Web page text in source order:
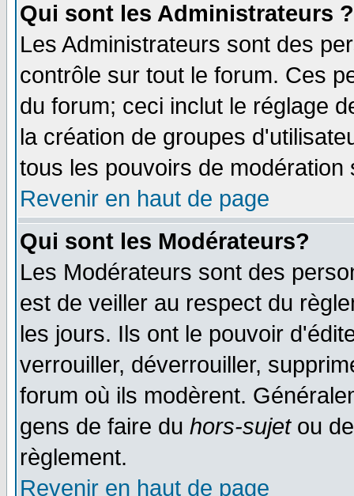
Qui sont les Administrateurs ?
Les Administrateurs sont des
contrôle sur tout le forum. Ces
du forum; ceci inclut le réglage
la création de groupes
tous les pouvoirs de modération
Revenir en haut de page
Qui sont les Modérateurs?
Les Modérateurs sont des
est de veiller au respect du
les jours. Ils ont le pouvoir
verrouiller, déverrouiller,
forum où ils modèrent.
gens de faire du hors-sujetou
règlement.
Revenir en haut de page